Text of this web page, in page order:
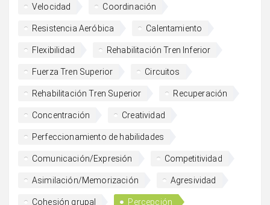
Velocidad Coordinación
Resistencia Aeróbica Calentamiento
Flexibilidad Rehabilitación Tren Inferior
Fuerza Tren Superior Circuitos
Rehabilitación Tren Superior Recuperación
Concentración Creatividad
Perfeccionamiento de habilidades
Comunicación/Expresión Competitividad
Asimilación/Memorización Agresividad
Cohesión grupal Percepción